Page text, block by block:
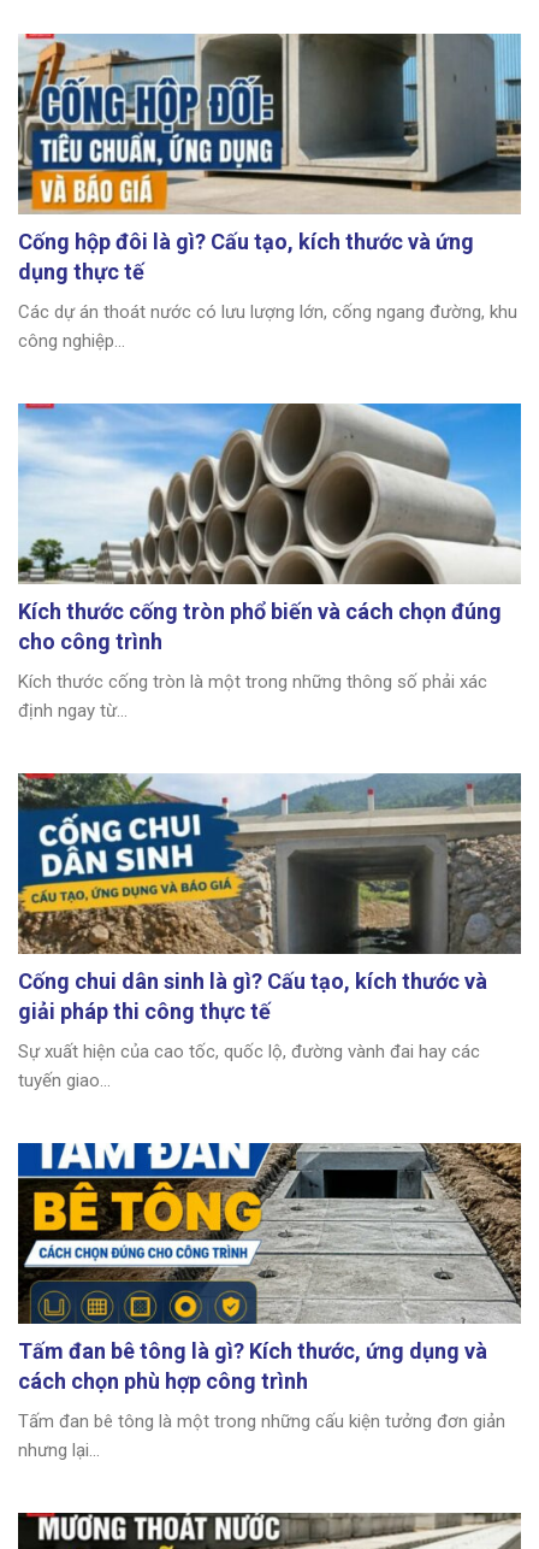
Cống hộp đôi là gì? Cấu tạo, kích thước và ứng
dụng thực tế
Các dự án thoát nước có lưu lượng lớn, cống ngang đường, khu
công nghiệp...
Kích thước cống tròn phổ biến và cách chọn đúng
cho công trình
Kích thước cống tròn là một trong những thông số phải xác
định ngay từ...
Cống chui dân sinh là gì? Cấu tạo, kích thước và
giải pháp thi công thực tế
Sự xuất hiện của cao tốc, quốc lộ, đường vành đai hay các
tuyến giao...
Tấm đan bê tông là gì? Kích thước, ứng dụng và
cách chọn phù hợp công trình
Tấm đan bê tông là một trong những cấu kiện tưởng đơn giản
nhưng lại...